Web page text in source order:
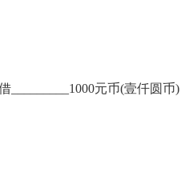
_________1000元币(壹仟圆币)